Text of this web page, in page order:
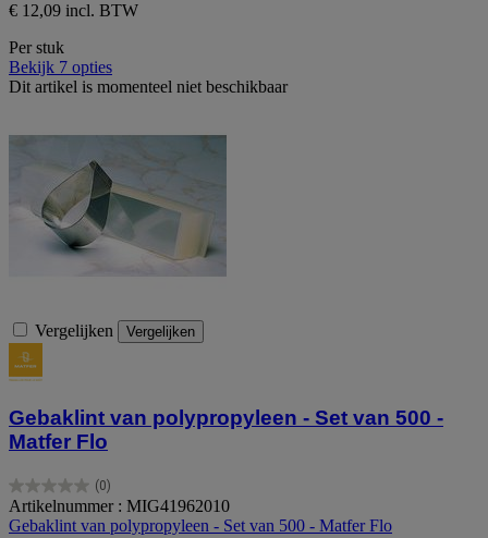
€ 12,09 incl. BTW
Per stuk
Bekijk 7 opties
Dit artikel is momenteel niet beschikbaar
Vergelijken Vergelijken
Gebaklint van polypropyleen - Set van 500 -
Matfer Flo
(0)
0.0
van
de
Artikelnummer : MIG41962010
Gebaklint van polypropyleen - Set van 500 - Matfer Flo